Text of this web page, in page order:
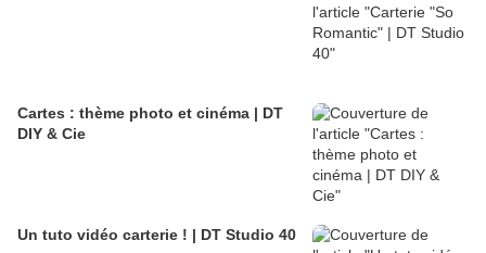
Cartes : thème photo et cinéma | DT
DIY & Cie
Un tuto vidéo carterie ! | DT Studio 40